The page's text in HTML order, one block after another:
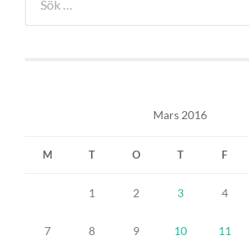
efter:
Mars 2016
M T O T F
1 2 3 4
7 8 9 10 11